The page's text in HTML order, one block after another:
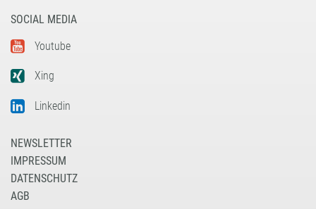
SOCIAL MEDIA
Youtube
Xing
Linkedin
NEWSLETTER
IMPRESSUM
DATENSCHUTZ
AGB